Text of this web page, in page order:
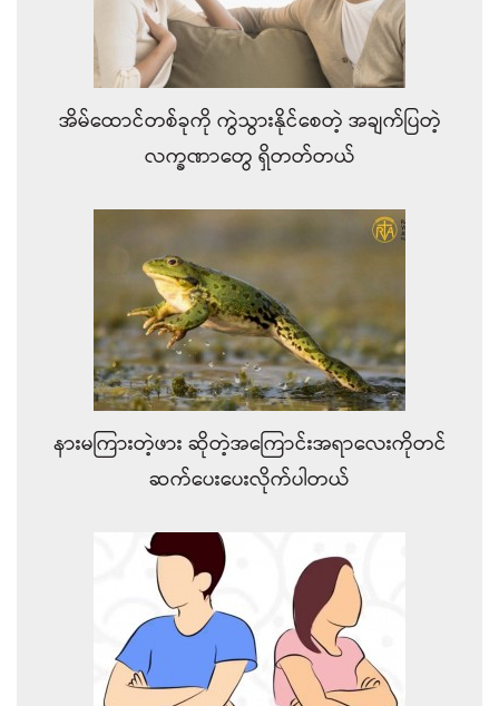
အိမ်ထောင်တစ်ခုကို ကွဲသွားနိုင်စေတဲ့ အချက်ပြတဲ့
လက္ခဏာတွေ ရှိတတ်တယ်
နားမကြားတဲ့ဖား ဆိုတဲ့အကြောင်းအရာလေးကိုတင်
ဆက်ပေးပေးလိုက်ပါတယ်